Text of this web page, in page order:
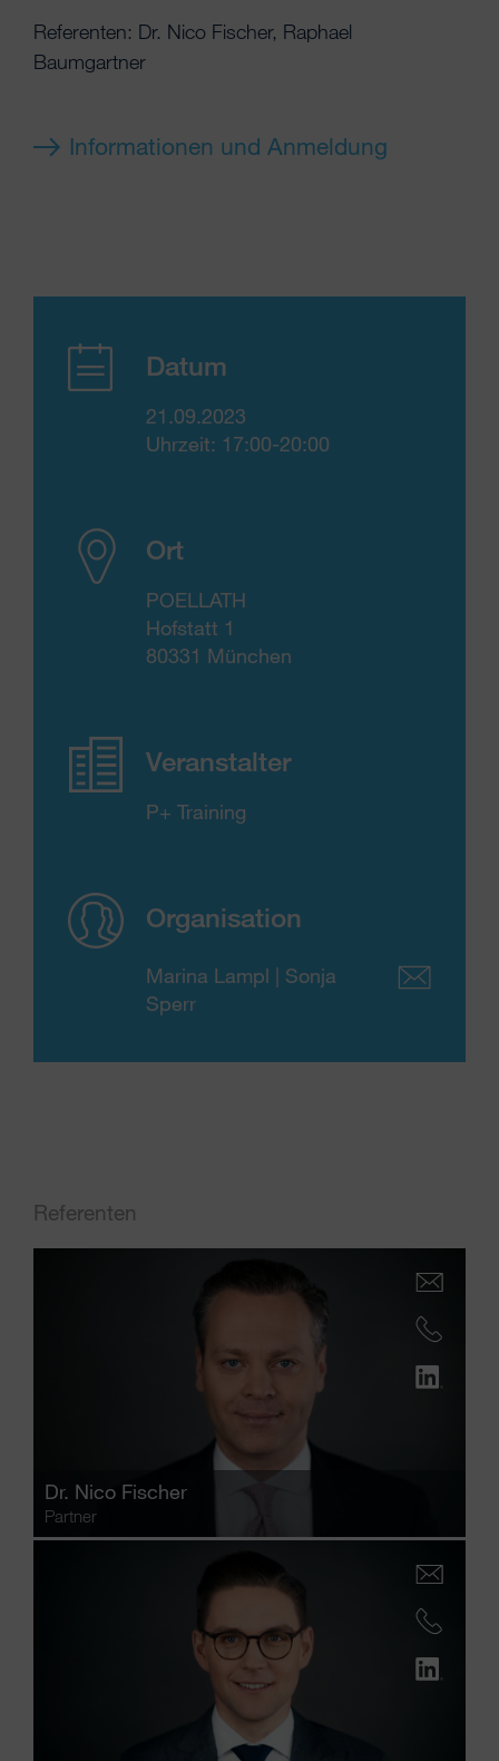
Referenten: Dr. Nico Fischer, Raphael
Baumgartner
Informationen und Anmeldung
Datum
21.09.2023
Uhrzeit: 17:00-20:00
Ort
POELLATH
Hofstatt 1
80331 München
Veranstalter
P+ Training
Organisation
Marina Lampl | Sonja
Sperr
Referenten
Dr. Nico Fischer
Partner